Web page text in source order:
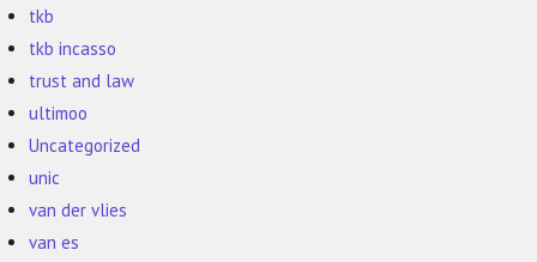
tkb
tkb incasso
trust and law
ultimoo
Uncategorized
unic
van der vlies
van es